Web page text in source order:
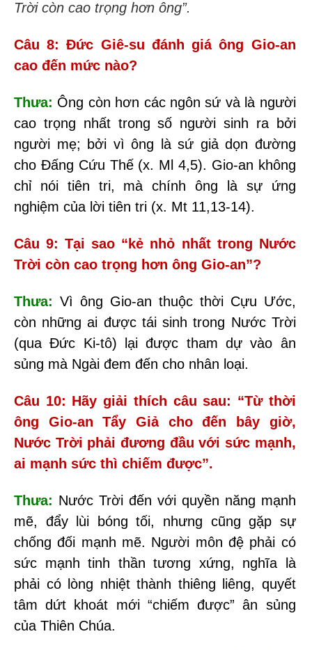
Trời còn cao trọng hơn ông”.
Câu 8: Đức Giê-su đánh giá ông Gio-an
cao đến mức nào?
Thưa: Ông còn hơn các ngôn sứ và là người
cao trọng nhất trong số người sinh ra bởi
người mẹ; bởi vì ông là sứ giả dọn đường
cho Đấng Cứu Thế (x. Ml 4,5). Gio-an không
chỉ nói tiên tri, mà chính ông là sự ứng
nghiệm của lời tiên tri (x. Mt 11,13-14).
Câu 9: Tại sao “kẻ nhỏ nhất trong Nước
Trời còn cao trọng hơn ông Gio-an”?
Thưa: Vì ông Gio-an thuộc thời Cựu Ước,
còn những ai được tái sinh trong Nước Trời
(qua Đức Ki-tô) lại được tham dự vào ân
sủng mà Ngài đem đến cho nhân loại.
Câu 10: Hãy giải thích câu sau: “Từ thời
ông Gio-an Tẩy Giả cho đến bây
giờ,
Nước Trời phải đương đầu với sức mạnh,
ai mạnh sức thì chiếm được”.
Thưa: Nước Trời đến với quyền năng mạnh
mẽ, đẩy lùi bóng tối, nhưng cũng gặp sự
chống đối mạnh mẽ. Người môn đệ phải có
sức mạnh tinh thần tương xứng, nghĩa là
phải có lòng nhiệt thành thiêng liêng, quyết
tâm dứt khoát mới “chiếm được” ân sủng
của Thiên Chúa.